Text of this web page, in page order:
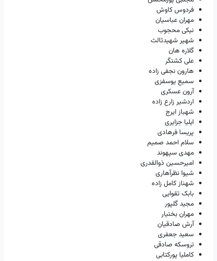
فردوس کاوش
مهران عباسیان
نیکی محجوب
شهیر شهیدثالث
گلاره هان
علی کشتگر
هارون نجفی زاده
سمیع یوسفزی
آرون عسکری
اردشیر زارع زاده
شهباز ایرج
ایلیا جزایری
پریسا فرهادی
سلام احمد صمیم
مهدی سپهوند
امیرحسین ذوالقدری
شیوا نظرآهاری
شهناز کامل زاده
بابک تقوایی
مجید گلپور
مهران بختیار
آرش صادقیان
سعید جعفری
تروسکه صادقی
کاملیا پورکتابی